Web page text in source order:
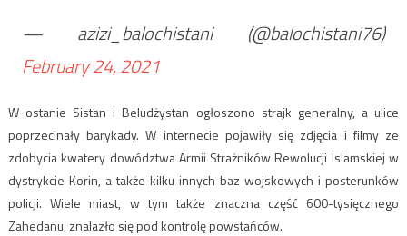
— azizi_balochistani (@balochistani76)
February 24, 2021
W ostanie Sistan i Beludżystan ogłoszono strajk generalny, a ulice
poprzecinały barykady. W internecie pojawiły się zdjęcia i filmy ze
zdobycia kwatery dowództwa Armii Strażników Rewolucji Islamskiej w
dystrykcie Korin, a także kilku innych baz wojskowych i posterunków
policji. Wiele miast, w tym także znaczna część 600-tysięcznego
Zahedanu, znalazło się pod kontrolę powstańców.